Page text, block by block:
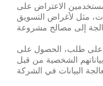
الاعتراض على
مثل لأغراض التسويق
على طلب، الحصول على
الشخصية من قبل